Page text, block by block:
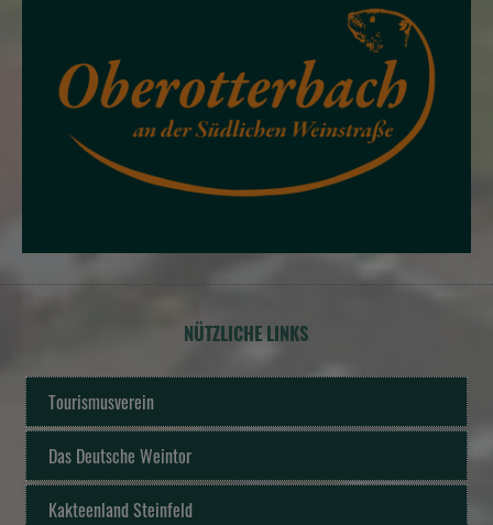
NÜTZLICHE LINKS
Tourismusverein
Das Deutsche Weintor
Kakteenland Steinfeld